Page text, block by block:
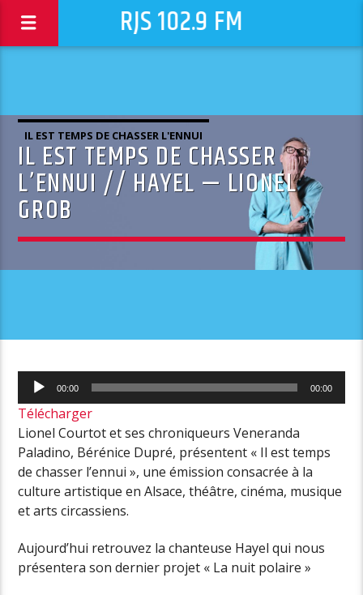
RJS 102.9 FM
IL EST TEMPS DE CHASSER L'ENNUI
IL EST TEMPS DE CHASSER
L’ENNUI // HAYEL — LIONEL
GROB
Lecteur
audio
00:00 00:00
Télécharger
Lionel Courtot et ses chroniqueurs Veneranda
Paladino, Bérénice Dupré, présentent « Il est temps
de chasser l’ennui », une émission consacrée à la
culture artistique en Alsace, théâtre, cinéma, musique
et arts circassiens.
Aujourd’hui retrouvez la chanteuse Hayel qui nous
présentera son dernier projet « La nuit polaire »